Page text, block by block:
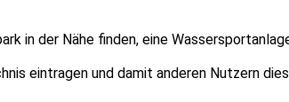
in der Nähe finden, eine
eintragen und damit anderen Nutzern